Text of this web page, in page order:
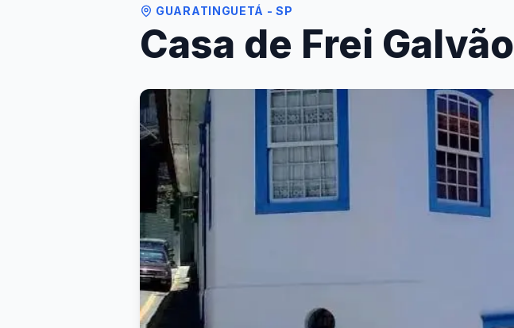
GUARATINGUETÁ - SP
Casa de Frei Galvão